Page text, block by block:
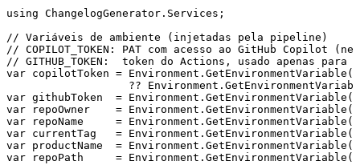
using ChangelogGenerator . Services ;
// Variáveis de ambiente (injetadas pela pipeline)
// COPILOT_TOKEN: PAT com acesso ao GitHub Copilot
// GITHUB_TOKEN:  token do Actions, usado apenas
var copilotToken = Environment . GetEnvironmentVariable (
                   ??
Environment .
var githubToken = Environment . GetEnvironmentVariable (
var repoOwner = Environment . GetEnvironmentVariable (
var repoName = Environment . GetEnvironmentVariable (
var currentTag = Environment . GetEnvironmentVariable (
var productName = Environment . GetEnvironmentVariable (
var repoPath = Environment . GetEnvironmentVariable (